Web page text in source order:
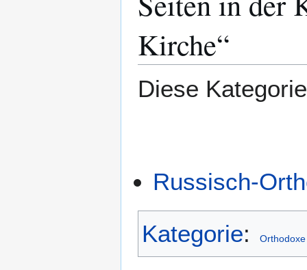
Kirche“
Diese
Russisch-
Kategorie: